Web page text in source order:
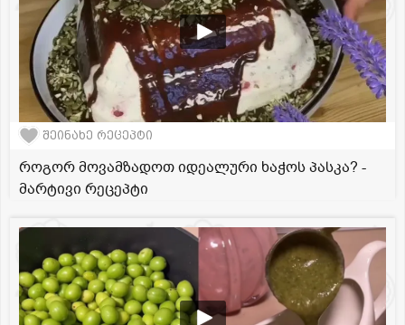
შეინახე რეცეპტი
როგორ მოვამზადოთ იდეალური ხაჭოს პასკა? -
მარტივი რეცეპტი